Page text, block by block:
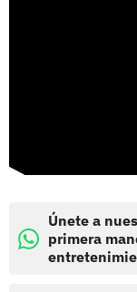
Únete a
primera